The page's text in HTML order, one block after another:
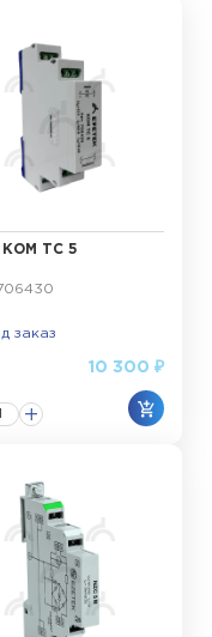
КОМ ТС 5
заказ
10 300 ₽